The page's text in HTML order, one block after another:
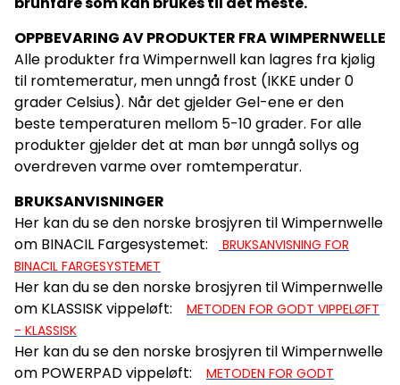
OPPBEVARING AV PRODUKTER FRA WIMPERNWELLE
Alle produkter fra Wimpernwell kan lagres fra kjølig
til romtemeratur, men unngå frost (IKKE under 0
grader Celsius). Når det gjelder Gel-ene er den
beste temperaturen mellom 5-10 grader. For alle
produkter gjelder det at man bør unngå sollys og
overdreven varme over romtemperatur.
BRUKSANVISNINGER
Her kan du se den norske brosjyren til Wimpernwelle
om BINACIL Fargesystemet:
BRUKSANVISNING FOR
BINACIL FARGESYSTEMET
Her kan du se den norske brosjyren til Wimpernwelle
om KLASSISK vippeløft: METODEN FOR GODT VIPPELØFT
- KLASSISK
Her kan du se den norske brosjyren til Wimpernwelle
om POWERPAD vippeløft: METODEN FOR GODT